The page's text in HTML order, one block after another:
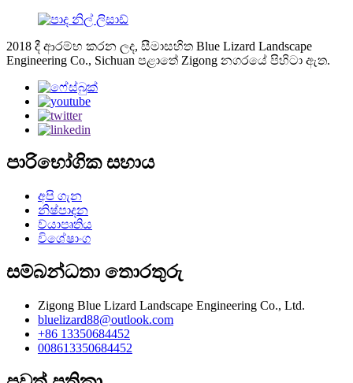
2018 දී ආරම්භ කරන ලද, සීමාසහිත Blue Lizard Landscape
Engineering Co., Sichuan පළාතේ Zigong නගරයේ පිහිටා ඇත.
පාරිභෝගික සහාය
අපි ගැන
නිෂ්පාදන
ව්යාපෘතිය
විශේෂාංග
සම්බන්ධතා තොරතුරු
Zigong Blue Lizard Landscape Engineering Co., Ltd.
bluelizard88@outlook.com
+86 13350684452
008613350684452